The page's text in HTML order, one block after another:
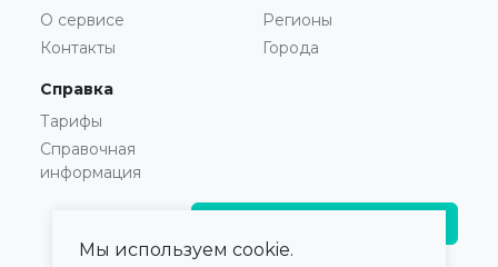
О сервисе
Контакты
Регионы
Города
Справка
Тарифы
Справочная
информация
Мы используем cookie.